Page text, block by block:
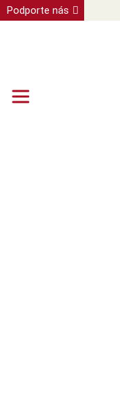
Podporte nás